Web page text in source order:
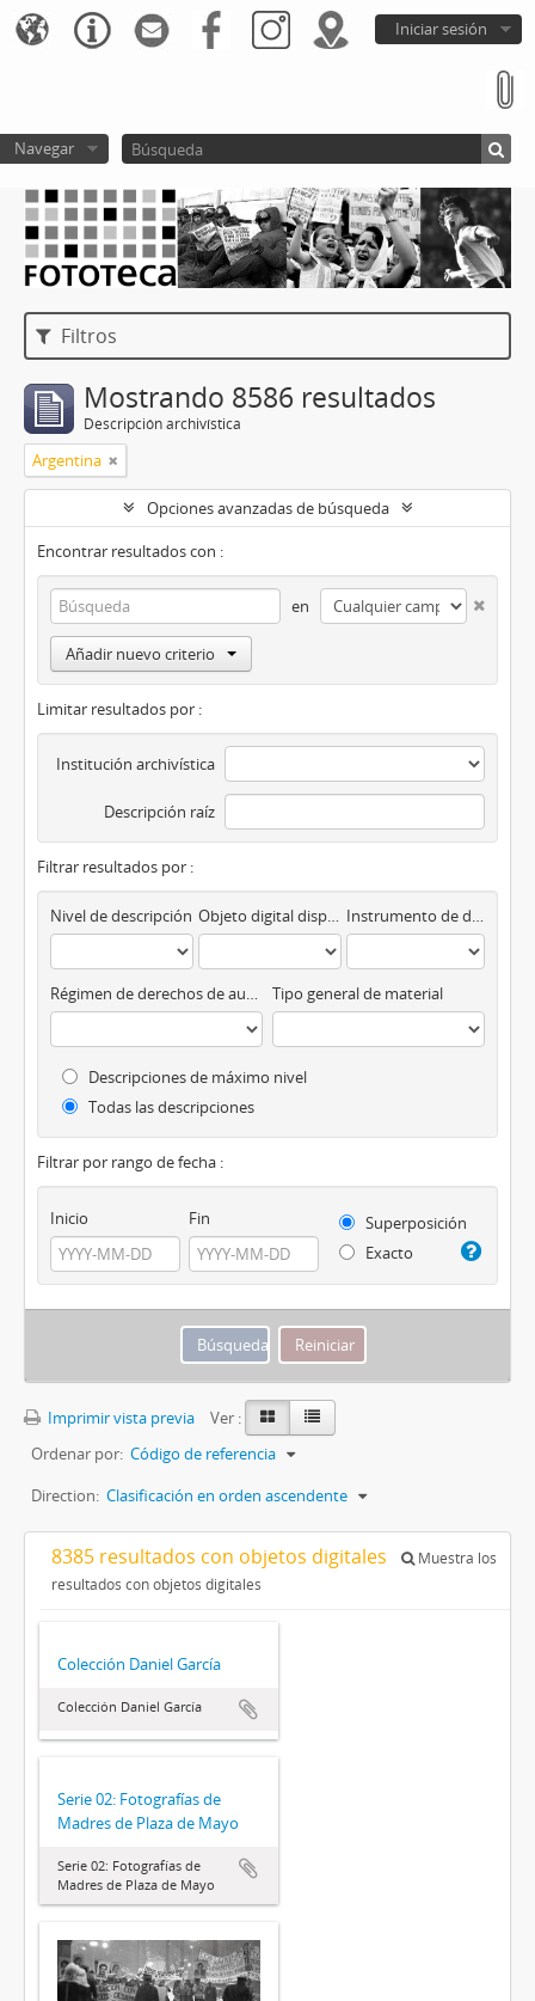
Iniciar sesión
Navegar
Filtros
Mostrando 8586 resultados
Descripción archivística
Argentina
Opciones avanzadas de búsqueda
Encontrar resultados con :
en
Añadir nuevo criterio
Limitar resultados por :
Institución archivística
Descripción raíz
Filtrar resultados por :
Nivel de descripción Objeto digital disponibles Instrumento de descripción
Régimen de derechos de autor Tipo general de material
Descripciones de máximo nivel
Todas las descripciones
Filtrar por rango de fecha :
Inicio Fin
Superposición
Exacto
Imprimir vista previa
Ver :
Ordenar por: Código de referencia
Direction: Clasificación en orden ascendente
8385 resultados con objetos digitales
Muestra los
resultados con objetos digitales
Colección Daniel García
Colección Daniel García
Serie 02: Fotografías de
Madres de Plaza de Mayo
Serie 02: Fotografías de
Madres de Plaza de Mayo